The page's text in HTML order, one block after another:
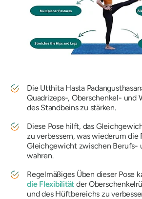
Die Utthita Hasta
Quadrizeps-, Oberschenkel- und
des Standbeins zu stärken.
Diese Pose hilft, das
zu verbessern, was wiederum die
Gleichgewicht zwischen Berufs-
wahren.
Regelmäßiges Üben dieser Pose
die Flexibilität der
und des Hüftbereichs zu